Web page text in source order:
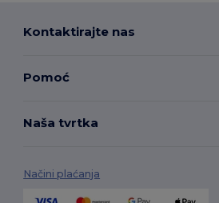
Kontaktirajte nas
Pomoć
Naša tvrtka
Načini plaćanja